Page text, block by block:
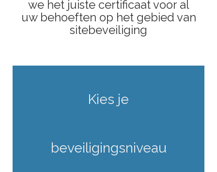
we het juiste certificaat voor al
uw behoeften op het gebied van
sitebeveiliging
Kies je
beveiligingsniveau